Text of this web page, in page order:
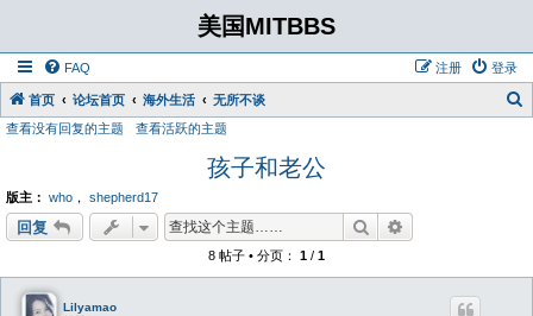
美国MITBBS
FAQ 登录
注册
首页 论坛首页 海外生活 无所不谈
查看没有回复的主题 查看活跃的主题
孩子和老公
版主： who ， shepherd17
回复 搜索
8 帖子 • 分页： 1 / 1
Lilyamao